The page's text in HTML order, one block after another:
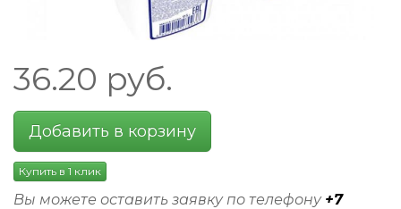
36.20 руб.
Добавить в корзину
Купить в 1 клик
Вы можете оставить заявку по телефону +7